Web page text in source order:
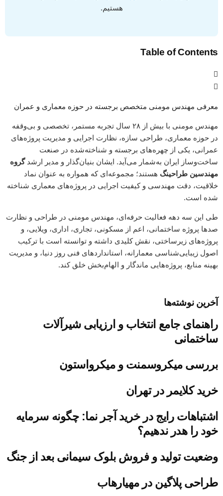
هستیم.
Table of Contents
معرفی مهندس مومنی متخصص برجسته در حوزه معماری و عمران
مهندس مومنی با بیش از ۲۸ سال تجربه‌ مستمر، تخصصی و بی‌وقفه
در حوزه معماری، طراحی سازه، نظارت اجرایی و مدیریت پروژه‌های
عمرانی، یکی از چهره‌های برجسته و شناخته‌شده در صنعت
ساخت‌وساز ایران به‌شمار می‌آید. ایشان بنیان‌گذار و مدیر ارشدگروه
مهندسین طراحینگ هستند؛ مجموعه‌ای که همواره به عنوان نماد
خلاقیت، دقت مهندسی و کیفیت اجرایی در پروژه‌های معماری شناخته
شده است.
طی این سه دهه فعالیت حرفه‌ای، مهندس مومنی در طراحی و نظارت
صدها پروژه ساختمانی، اعم از مسکونی، تجاری، اداری، ویلایی، و
پروژه‌های زیرساختی، نقش کلیدی داشته و توانسته است با ترکیب
اصول زیبایی‌شناسی معمارانه، استانداردهای فنی روز دنیا، و مدیریت
بهینه منابع، پروژه‌هایی ماندگار و الهام‌بخش خلق کند.
آخرین نوشته‌ها
راهنمای جامع انتخاب و ارزیابی شیرآلات
ساختمانی
بررسی میکروسمنت و میکرواستون
خرید کلایمر در تهران
اشتباهات رایج در خرید آجر نما: چگونه سرمایه
خود را هدر ندهیم؟
وضعیت تولید و فروش بلوک سیمانی بعد از جنگ
طراحی پلاگین در مهیارهاب